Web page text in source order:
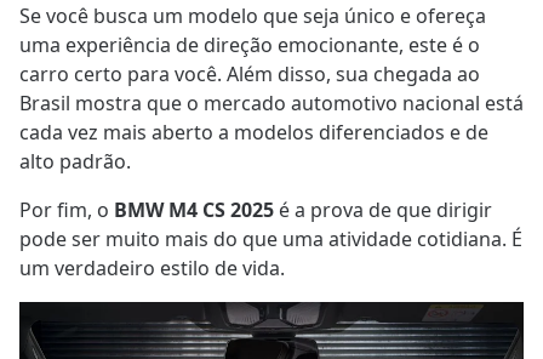
Se você busca um modelo que seja único e ofereça
uma experiência de direção emocionante, este é o
carro certo para você. Além disso, sua chegada ao
Brasil mostra que o mercado automotivo nacional está
cada vez mais aberto a modelos diferenciados e de
alto padrão.
Por fim, o BMW M4 CS 2025 é a prova de que dirigir
pode ser muito mais do que uma atividade cotidiana. É
um verdadeiro estilo de vida.